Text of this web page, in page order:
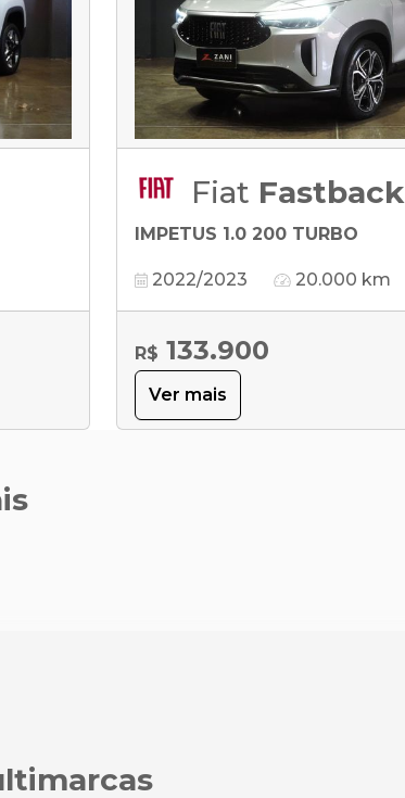
Fiat Fastback
IMPETUS 1.0 200 TURBO
2022/2023 20.000 km
R$ 133.900
Ver mais